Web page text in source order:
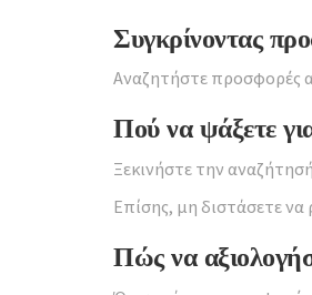
Συγκρίνοντας
Αναζητήστε προσφορές
Πού να ψάξετε
Ξεκινήστε την
Επίσης, μη διστάσετε
Πώς να